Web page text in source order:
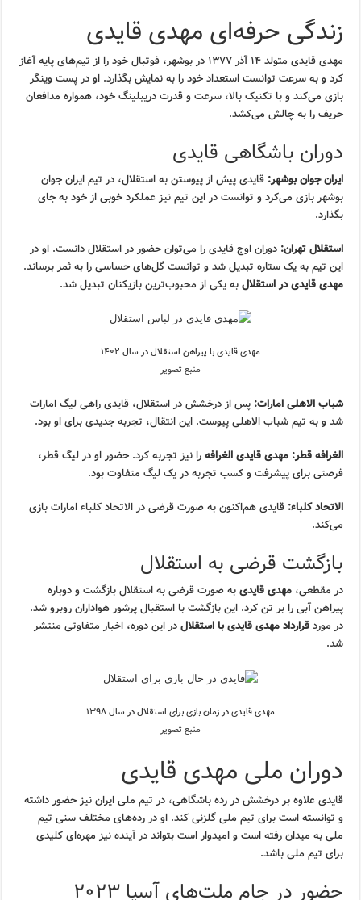
زندگی حرفه‌ای مهدی قایدی
مهدی قایدی متولد ۱۴ آذر ۱۳۷۷ در بوشهر، فوتبال خود را از تیم‌های پایه آغاز
کرد و به سرعت توانست استعداد خود را به نمایش بگذارد. او در پست وینگر
بازی می‌کند و با تکنیک بالا، سرعت و قدرت دریبلینگ خود، همواره مدافعان
حریف را به چالش می‌کشد.
دوران باشگاهی قایدی
ایران جوان بوشهر: قایدی پیش از پیوستن به استقلال، در تیم ایران جوان
بوشهر بازی می‌کرد و توانست در این تیم نیز عملکرد خوبی از خود به جای
بگذارد.
استقلال تهران: دوران اوج قایدی را می‌توان حضور در استقلال دانست. او در
این تیم به یک ستاره تبدیل شد و توانست گل‌های حساسی را به ثمر برساند.
مهدی قایدی در استقلالبه یکی از محبوب‌ترین بازیکنان تبدیل شد.
مهدی قایدی با پیراهن استقلال در سال ۱۴۰۲
منبع تصویر
شباب الاهلی امارات: پس از درخشش در استقلال، قایدی راهی لیگ امارات
شد و به تیم شباب الاهلی پیوست. این انتقال، تجربه جدیدی برای او بود.
الغرافه قطر: مهدی قایدی الغرافهرا نیز تجربه کرد. حضور او در لیگ قطر،
فرصتی برای پیشرفت و کسب تجربه در یک لیگ متفاوت بود.
الاتحاد کلباء: قایدی هم‌اکنون به صورت قرضی در الاتحاد کلباء امارات بازی
می‌کند.
بازگشت قرضی به استقلال
در مقطعی،مهدی قایدیبه صورت قرضی به استقلال بازگشت و دوباره
پیراهن آبی را بر تن کرد. این بازگشت با استقبال پرشور هواداران روبرو شد.
در موردقرارداد مهدی قایدی با استقلالدر این دوره، اخبار متفاوتی منتشر
شد.
مهدی قایدی در زمان بازی برای استقلال در سال ۱۳۹۸
منبع تصویر
دوران ملی مهدی قایدی
قایدی علاوه بر درخشش در رده باشگاهی، در تیم ملی ایران نیز حضور داشته
و توانسته است برای تیم ملی گلزنی کند. او در رده‌های مختلف سنی تیم
ملی به میدان رفته است و امیدوار است بتواند در آینده نیز مهره‌ای کلیدی
برای تیم ملی باشد.
حضور در جام ملت‌های آسیا ۲۰۲۳